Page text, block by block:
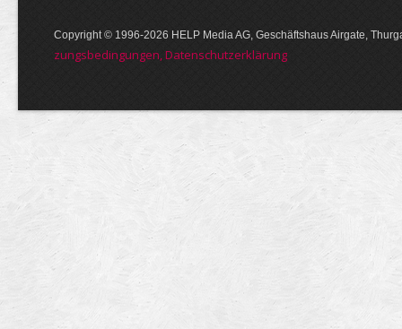
Copyright © 1996-2026 HELP Media AG, Geschäftshaus Airgate,
zungs­bedin­gungen, Daten­schutz­er­klärung